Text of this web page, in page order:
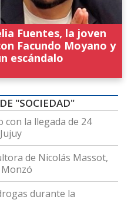
Fuentes, la joven
Facundo Moyano y
escándalo
"SOCIEDAD"
la llegada de 24
de Nicolás Massot,
durante la